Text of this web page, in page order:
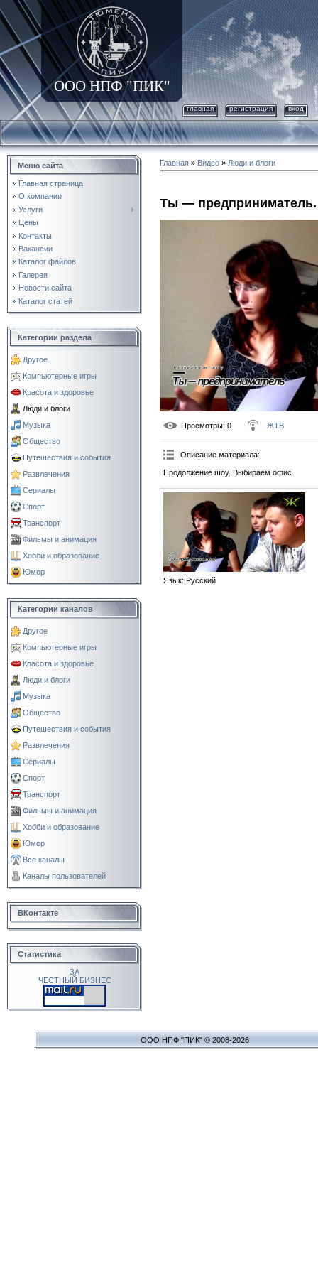
ООО НПФ "ПИК"
главная регистрация вход
Меню сайта
Главная страница
О компании
Услуги
Цены
Контакты
Вакансии
Каталог файлов
Галерея
Новости сайта
Каталог статей
Категории раздела
Другое
Компьютерные игры
Красота и здоровье
Люди и блоги
Музыка
Общество
Путешествия и события
Развлечения
Сериалы
Спорт
Транспорт
Фильмы и анимация
Хобби и образование
Юмор
Категории каналов
Другое
Компьютерные игры
Красота и здоровье
Люди и блоги
Музыка
Общество
Путешествия и события
Развлечения
Сериалы
Спорт
Транспорт
Фильмы и анимация
Хобби и образование
Юмор
Все каналы
Каналы пользователей
ВКонтакте
Статистика
ЗА
ЧЕСТНЫЙ БИЗНЕС
Главная » Видео » Люди и блоги
Ты — предприниматель.
Просмотры: 0 ЖТВ
Описание материала:
Продолжение шоу. Выбираем офис.
Язык: Русский
ООО НПФ "ПИК" © 2008-2026